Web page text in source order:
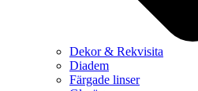
Dekor & Rekvisita
Diadem
Färgade linser